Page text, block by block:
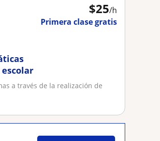
$25/h
Primera clase gratis
a través de la realización de